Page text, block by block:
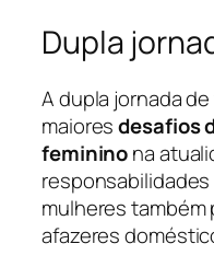
Dupla
A dupla jornada
maioresdesafios
femininona
mulheres também
afazeres